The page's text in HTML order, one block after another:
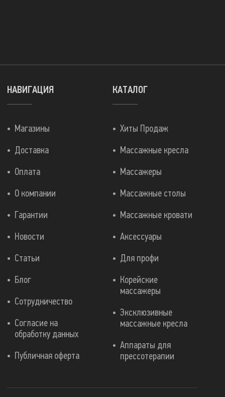
КАТАЛОГ
Хиты Продаж
Массажные кресла
Массажеры
Массажные столы
Массажные кровати
Аксессуары
Для профи
Корейские
массажеры
Эксклюзивные
массажные кресла
Аппараты для
прессотерапии
НАВИГАЦИЯ
Магазины
Доставка
Оплата
О компании
Гарантии
Новости
Статьи
Блог
Сотрудничество
Согласие на
обработку данных
Публичная оферта